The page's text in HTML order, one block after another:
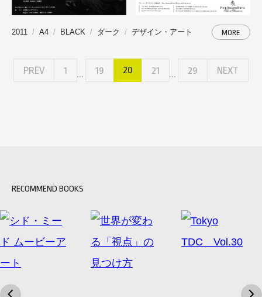
2011 A4 BLACK ダーク デザイン・アート MORE
PREV 1 ... 19 20 21 ... 29 NEXT
RECOMMEND BOOKS